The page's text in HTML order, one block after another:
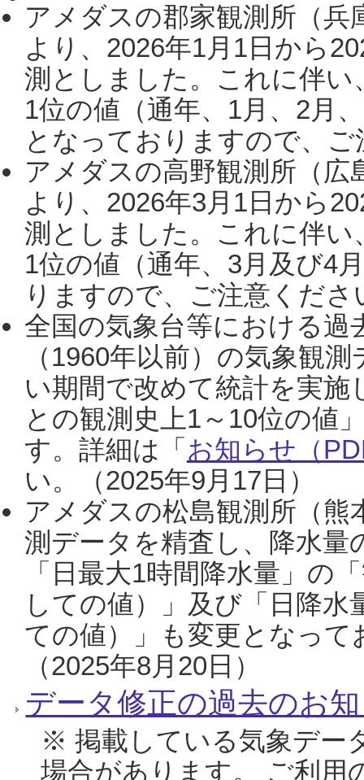
アメダスの郡家観測所（
より、2026年1月1日から
測としました。これに伴い
1位の値（通年、1月、2月
となっておりますので、
アメダスの高野観測所（
より、2026年3月1日から
測としました。これに伴い
1位の値（通年、3月及び4
りますので、ご注意くだ
全国の気象台等における過
（1960年以前）の気象観
い期間で改めて統計を実
との観測史上1～10位の値
す。詳細は「 お知らせ（
い。（2025年9月17日）
アメダスの松島観測所（熊
測データを精査し、降水
「日最大1時間降水量」の
しての値）」及び「日降
ての値）」も変更となっ
（2025年8月20日）
データ修正の過去のお
※ 掲載している気象デー
場合があります。 ご利用